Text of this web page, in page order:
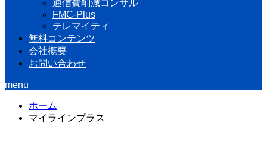
通信費削減コンサル
FMC-Plus
テレマイティ
無料コンテンツ
会社概要
お問い合わせ
menu
ホーム
マイラインプラス